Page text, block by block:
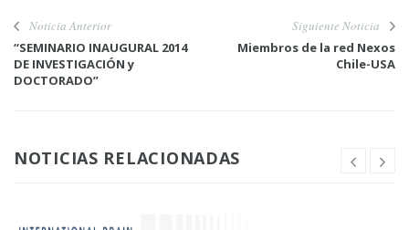
Noticia Anterior
“SEMINARIO INAUGURAL 2014
DE INVESTIGACIÓN y
DOCTORADO”
Siguiente Noticia
Miembros de la red Nexos
Chile-USA
NOTICIAS RELACIONADAS